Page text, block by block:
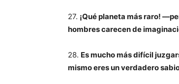
27. ¡Qué planeta más raro!
hombres carecen de
28. Es mucho más difícil
mismo eres un verdadero